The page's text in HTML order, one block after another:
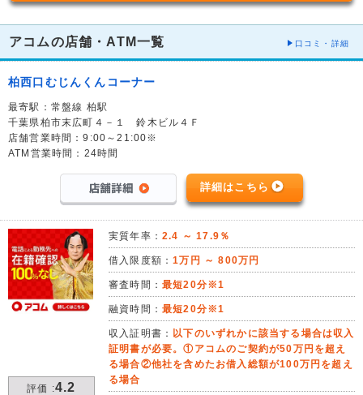
アコムの店舗・ATM一覧 口コミ・詳細
柏西口むじんくんコーナー
最寄駅：常盤線 柏駅
千葉県柏市末広町４－１ 鈴木ビル４Ｆ
店舗営業時間：9:00～21:00※
ATM営業時間：24時間
詳細はこちら
評価 :4.2
実質年率： 2.4 ～ 17.9％
借入限度額：1万円 ～ 800万円
審査時間： 最短20分※1
融資時間： 最短20分※1
収入証明書： 以下のいずれかに該当する場合は収入
証明書が必要。①アコムのご契約が50万円を超え
る場合②他社を含めたお借入総額が100万円を超え
る場合